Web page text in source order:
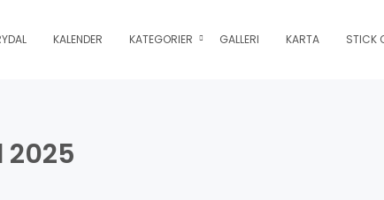
KALENDER KATEGORIER GALLERI KARTA STICK